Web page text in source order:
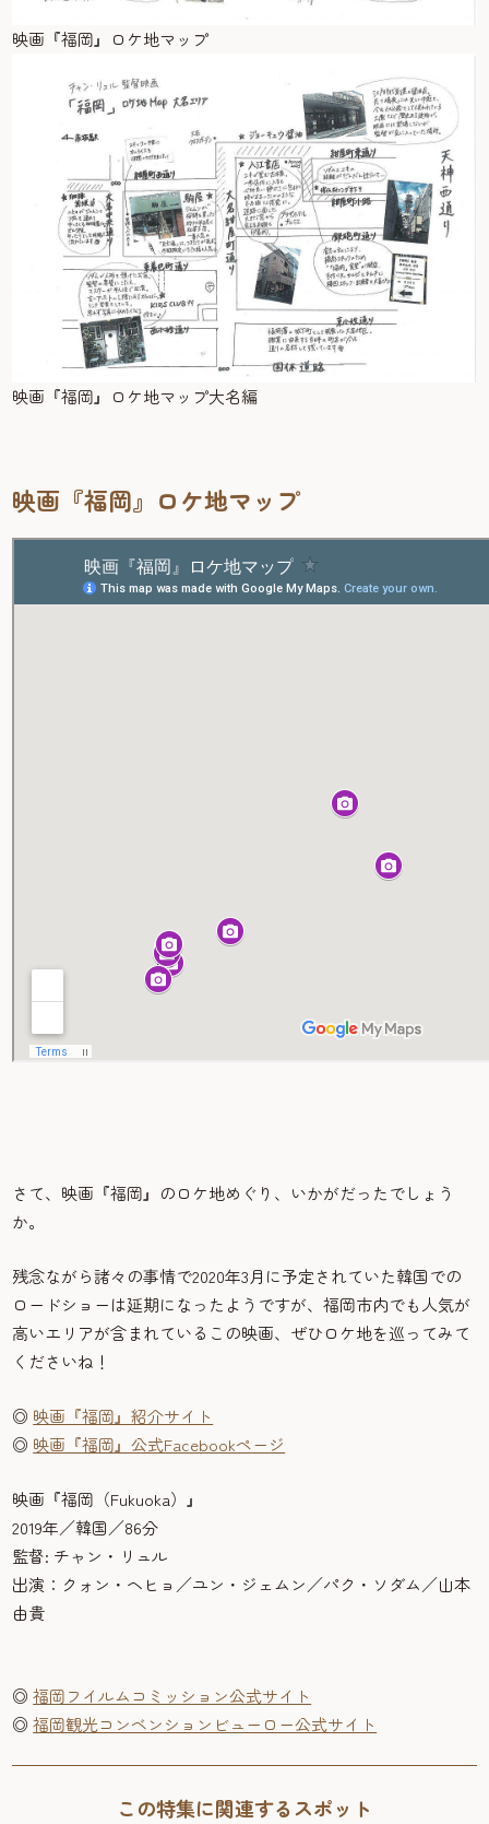
映画『福岡』ロケ地マップ
映画『福岡』ロケ地マップ大名編
映画『福岡』ロケ地マップ
さて、映画『福岡』のロケ地めぐり、いかがだったでしょう
か。
残念ながら諸々の事情で2020年3月に予定されていた韓国での
ロードショーは延期になったようですが、福岡市内でも人気が
高いエリアが含まれているこの映画、ぜひロケ地を巡ってみて
くださいね！
◎ 映画『福岡』紹介サイト
◎ 映画『福岡』公式Facebookページ
映画『福岡（Fukuoka）』
2019年／韓国／86分
監督: チャン・リュル
出演：クォン・ヘヒョ／ユン・ジェムン／パク・ソダム／山本
由貴
◎福岡フイルムコミッション公式サイト
◎福岡観光コンベンションビューロー公式サイト
この特集に関連するスポット